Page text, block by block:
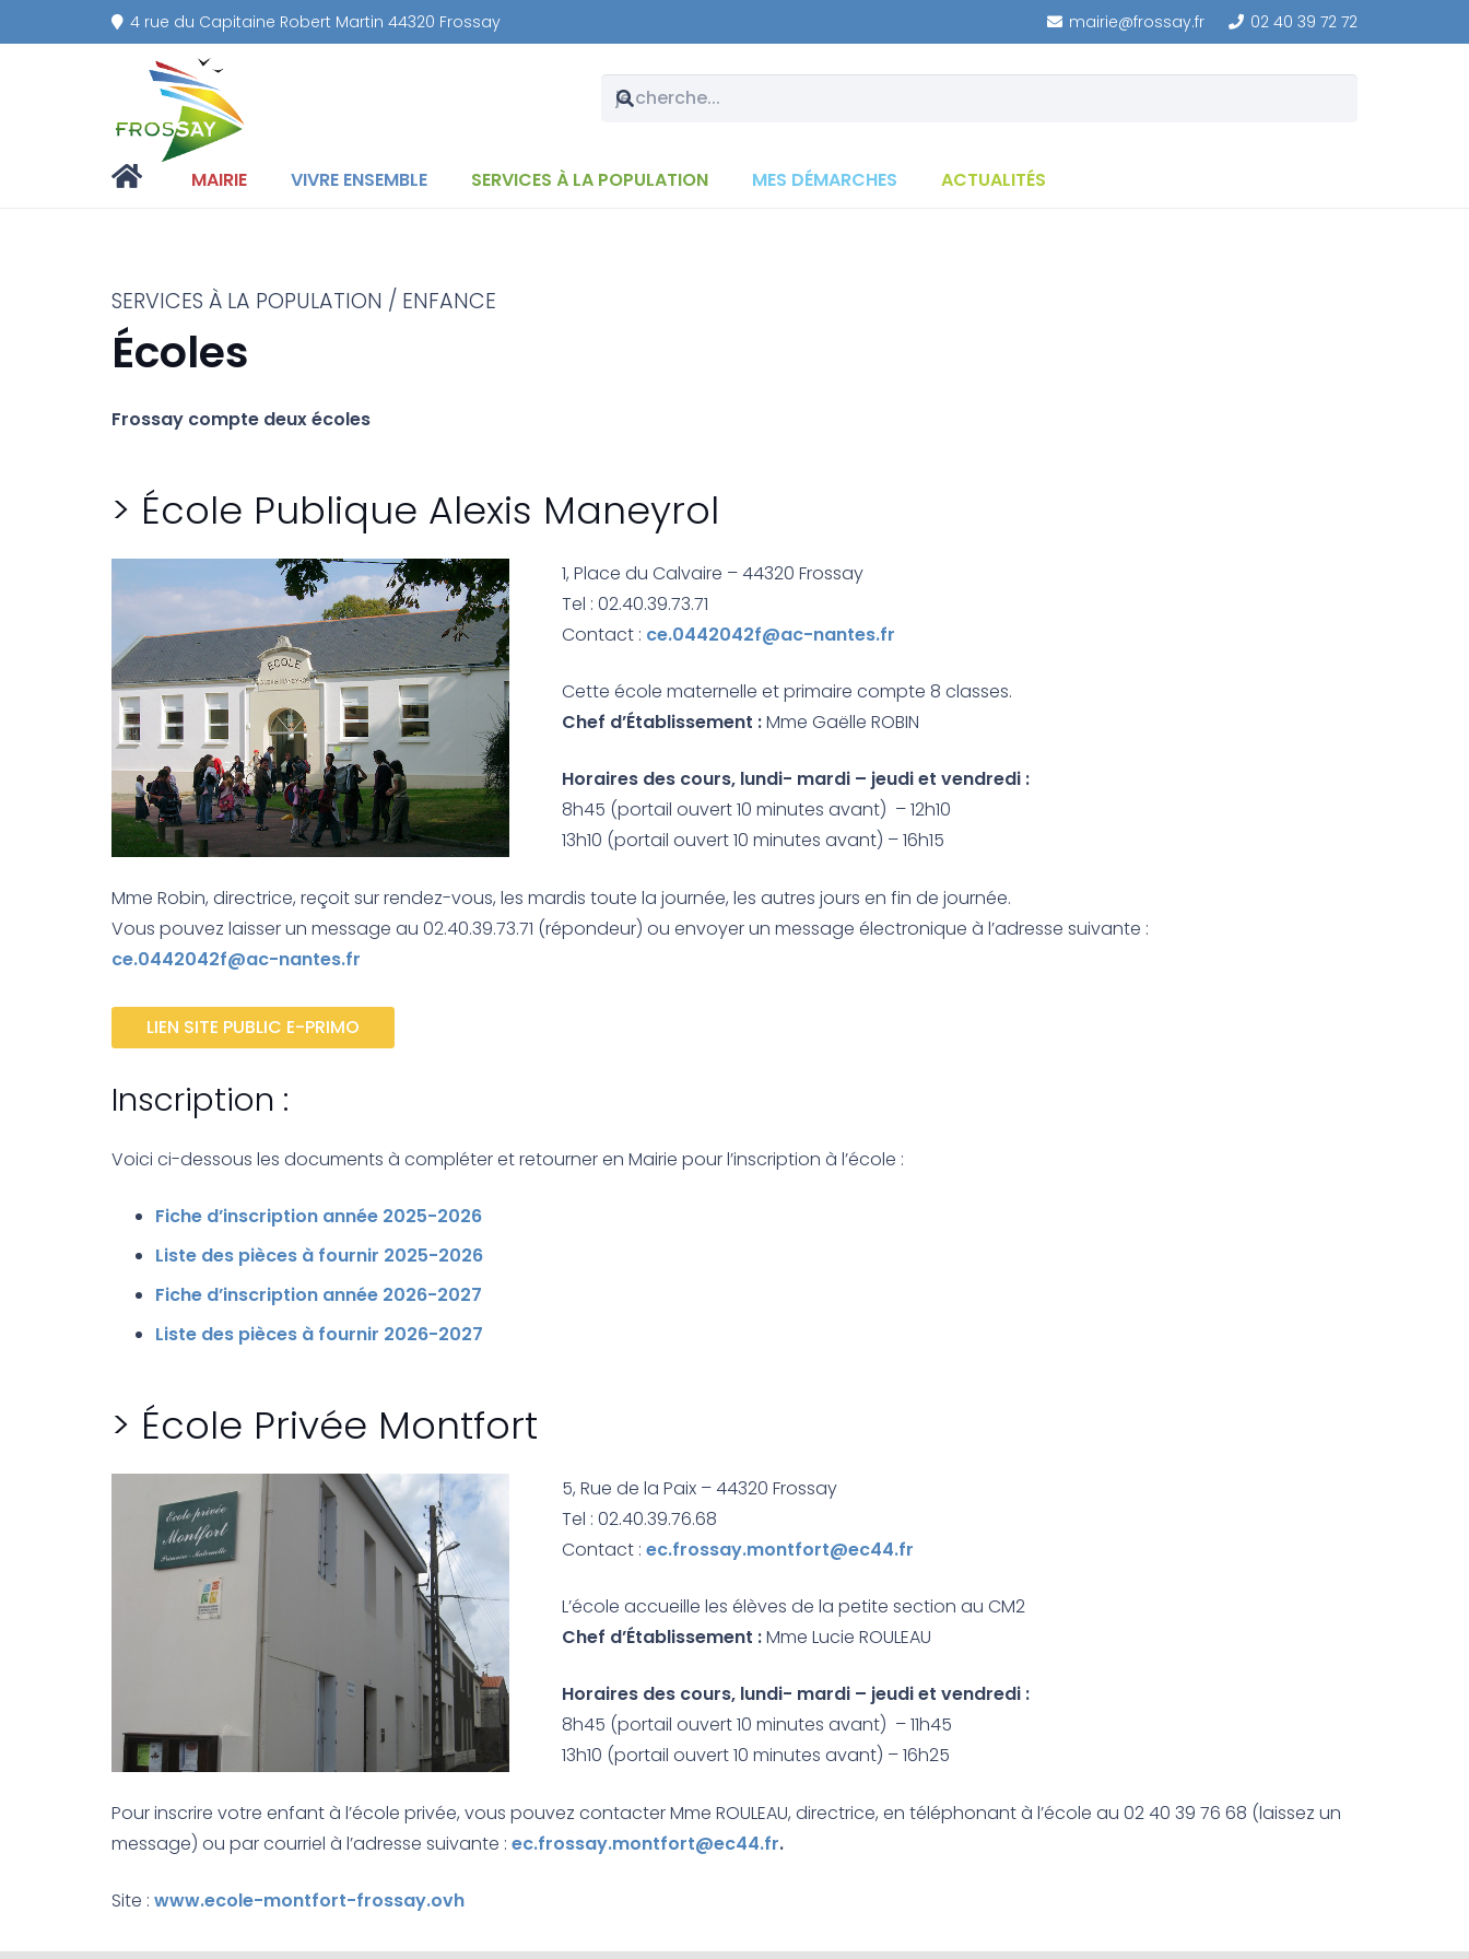
4 rue du Capitaine Robert Martin 44320 Frossay mairie@frossay.fr 02 40 39 72 72
MAIRIE VIVRE ENSEMBLE SERVICES À LA POPULATION MES DÉMARCHES ACTUALITÉS
SERVICES À LA POPULATION / ENFANCE
Écoles
Frossay compte deux écoles
> École Publique Alexis Maneyrol
1, Place du Calvaire – 44320 Frossay
Tel : 02.40.39.73.71
Contact : ce.0442042f@ac-nantes.fr
Cette école maternelle et primaire compte 8 classes.
Chef d’Établissement :Mme Gaëlle ROBIN
Horaires des cours, lundi- mardi – jeudi et vendredi :
8h45 (portail ouvert 10 minutes avant) – 12h10
13h10 (portail ouvert 10 minutes avant) – 16h15
Mme Robin, directrice, reçoit sur rendez-vous, les mardis toute la journée, les autres jours en fin de journée.
Vous pouvez laisser un message au 02.40.39.73.71 (répondeur) ou envoyer un message électronique à l’adresse suivante :
ce.0442042f@ac-nantes.fr
LIEN SITE PUBLIC E-PRIMO
Inscription :
Voici ci-dessous les documents à compléter et retourner en Mairie pour l’inscription à l’école :
Fiche d’inscription année 2025-2026
Liste des pièces à fournir 2025-2026
Fiche d’inscription année 2026-2027
Liste des pièces à fournir 2026-2027
> École Privée Montfort
5, Rue de la Paix – 44320 Frossay
Tel : 02.40.39.76.68
Contact : ec.frossay.montfort@ec44.fr
L’école accueille les élèves de la petite section au CM2
Chef d’Établissement :Mme Lucie ROULEAU
Horaires des cours, lundi- mardi – jeudi et vendredi :
8h45 (portail ouvert 10 minutes avant) – 11h45
13h10 (portail ouvert 10 minutes avant) – 16h25
Pour inscrire votre enfant à l’école privée, vous pouvez contacter Mme ROULEAU, directrice, en téléphonant à l’école au 02 40 39 76 68 (laissez un
message) ou par courriel à l’adresse suivante : ec.frossay.montfort@ec44.fr.
Site : www.ecole-montfort-frossay.ovh